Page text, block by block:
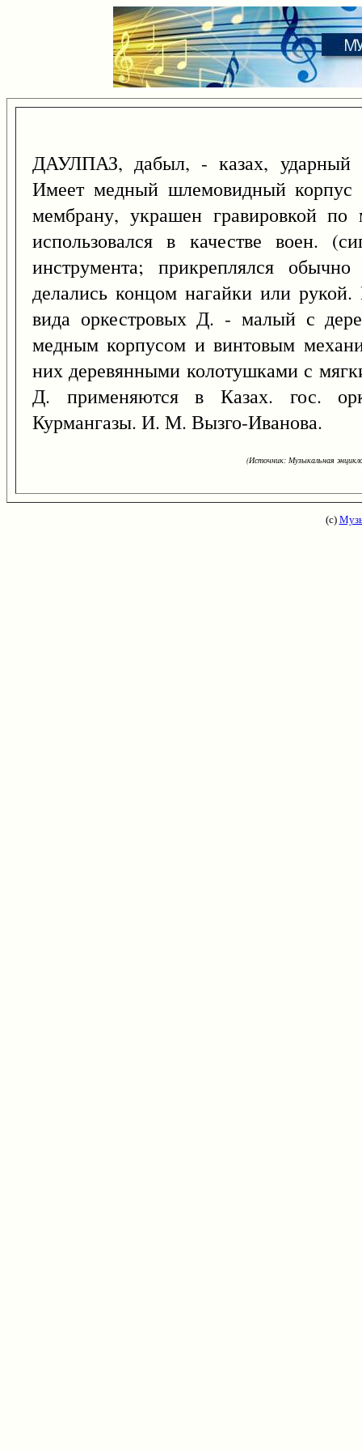
ДАУЛПАЗ, дабыл, - казах, ударный
Имеет медный шлемовидный
мембрану, украшен гравировкой
использовался в качестве воен.
инструмента; прикреплялся
делались концом нагайки или
вида оркестровых Д. - малый с
медным корпусом и винтовым
них деревянными колотушками с
Д. применяются в Казах. гос.
Курмангазы. И. М. Вызго-Иванова.
(Источник: Музыкальная
(с)